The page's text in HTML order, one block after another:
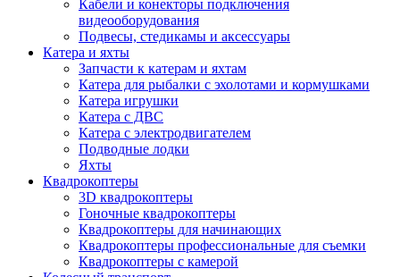
Кабели и конекторы подключения
видеооборудования
Подвесы, стедикамы и аксессуары
Катера и яхты
Запчасти к катерам и яхтам
Катера для рыбалки с эхолотами и кормушками
Катера игрушки
Катера с ДВС
Катера с электродвигателем
Подводные лодки
Яхты
Квадрокоптеры
3D квадрокоптеры
Гоночные квадрокоптеры
Квадрокоптеры для начинающих
Квадрокоптеры профессиональные для съемки
Квадрокоптеры с камерой